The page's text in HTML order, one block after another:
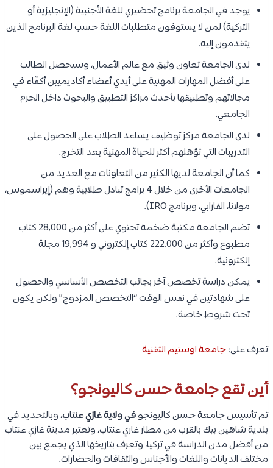
يوجد في الجامعة برنامج تحضيري للغة الأجنبية (الإنجليزية أو
التركية) لمن لا يستوفون متطلبات اللغة حسب لغة البرنامج الذين
يتقدمون إليه.
لدى الجامعة تعاون وثيق مع عالم الأعمال، وسيحصل الطالب
على أفضل المهارات المهنية على أيدي أعضاء أكاديميين أكفّاء في
مجالاتهم وتطبيقها بأحدث مراكز التطبيق والبحوث داخل الحرم
الجامعي.
لدى الجامعة مركز توظيف يساعد الطلاب على الحصول على
التدريبات التي تؤهلهم أكثر للحياة المهنية بعد التخرج.
كما أن الجامعة لديها الكثير من التعاونات مع العديد من
الجامعات الأخرى من خلال 4 برامج تبادل طلابية وهم (إيراسموس،
مولانا، الفارابي، وبرنامج IRO).
تضم الجامعة مكتبة ضخمة تحتوي على أكثر من 28,000 كتاب
مطبوع وأكثر من 222,000 كتاب إلكتروني و 19,994 مجلة
إلكترونية.
يمكن دراسة تخصص آخر بجانب التخصص الأساسي والحصول
على شهادتين في نفس الوقت “التخصص المزدوج” ولكن يكون
تحت شروط خاصة.
تعرف على:جامعة اوستيم التقنية
أين تقع جامعة حسن كاليونجو؟
تم تأسيس جامعة حسن كاليونجوفي ولاية غازي عنتاب، وبالتحديد في
بلدية شاهين بيك بالقرب من مطار غازي عنتاب، وتعتبر مدينة غازي عنتاب
من أفضل مدن الدراسة في تركيا، وتعرف بتاريخها الذي يجمع بين
مختلف الديانات واللغات والأجناس والثقافات والحضارات.